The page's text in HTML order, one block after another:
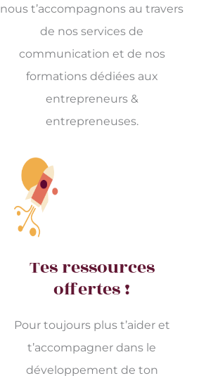
nous t’accompagnons au travers
de nos services de
communication et de nos
formations dédiées aux
entrepreneurs &
entrepreneuses.
Tes ressources
offertes !
Pour toujours plus t’aider et
t’accompagner dans le
développement de ton